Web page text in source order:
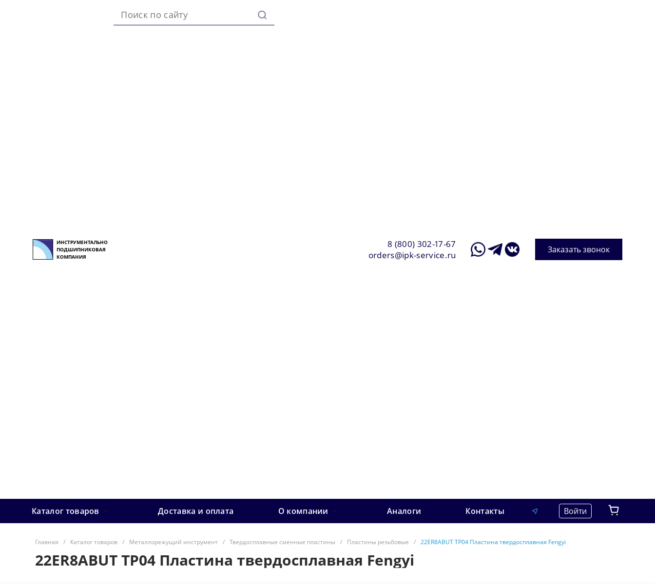
ИНСТРУМЕНТАЛЬНО
ПОДШИПНИКОВАЯ
КОМПАНИЯ
8 (800) 302-17-67
orders@ipk-service.ru
Заказать звонок
Каталог товаров Доставка и оплата О компании Аналоги Контакты Войти
Главная / Каталог товаров / Металлорежущий инструмент / Твердосплавные сменные пластины / Пластины резьбовые / 22ER8ABUT TP04 Пластина твердосплавная Fengyi
22ER8ABUT TP04 Пластина твердосплавная Fengyi